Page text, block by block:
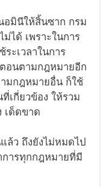
อมินีให้สิ้นซาก กรม
ได้ เพราะในการ
ะเวลาในการ
อนตามกฎหมายอีก
มกฎหมายอื่น ก็ใช้
เกี่ยวข้อง ให้รวม
เด็ดขาด
ล้ว ถึงยังไม่หมดไป
การทุกกฎหมายที่มี